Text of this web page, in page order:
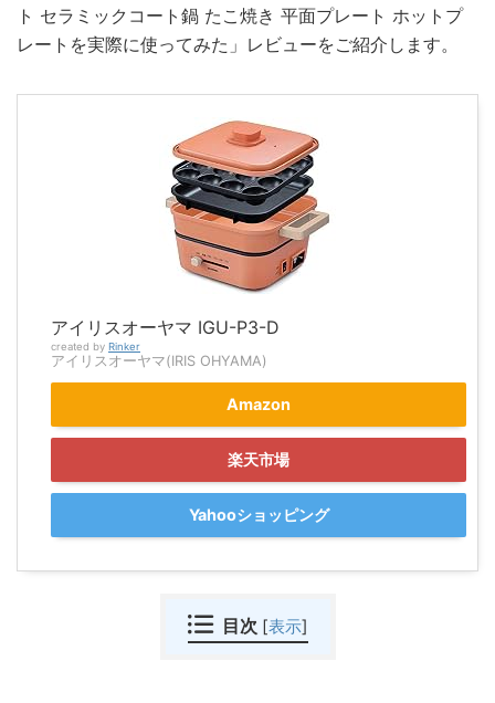
ト セラミックコート鍋 たこ焼き 平面プレート ホットプ
レートを実際に使ってみた」レビューをご紹介します。
アイリスオーヤマ IGU-P3-D
created by Rinker
アイリスオーヤマ(IRIS OHYAMA)
Amazon
楽天市場
Yahooショッピング
目次 [表示]